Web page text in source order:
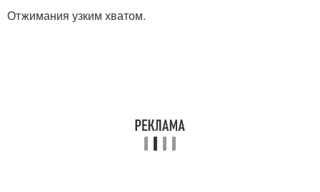
Отжимания узким хватом.